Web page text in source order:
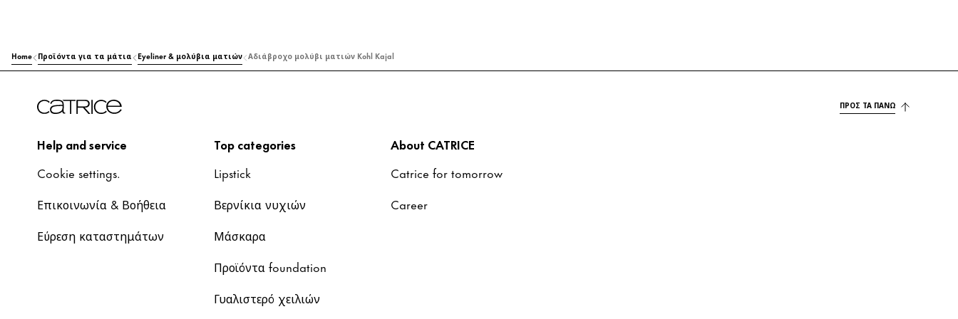
Home Προϊόντα για τα μάτια Eyeliner & μολύβια ματιών Αδιάβροχο μολύβι ματιών Kohl Kajal
ΠΡΟΣ ΤΑ ΠΆΝΩ
Help and service
Cookie settings.
Επικοινωνία & Βοήθεια
Εύρεση καταστημάτων
Top categories
Lipstick
Βερνίκια νυχιών
Μάσκαρα
Προϊόντα foundation
Γυαλιστερό χειλιών
About CATRICE
Catrice for tomorrow
Career